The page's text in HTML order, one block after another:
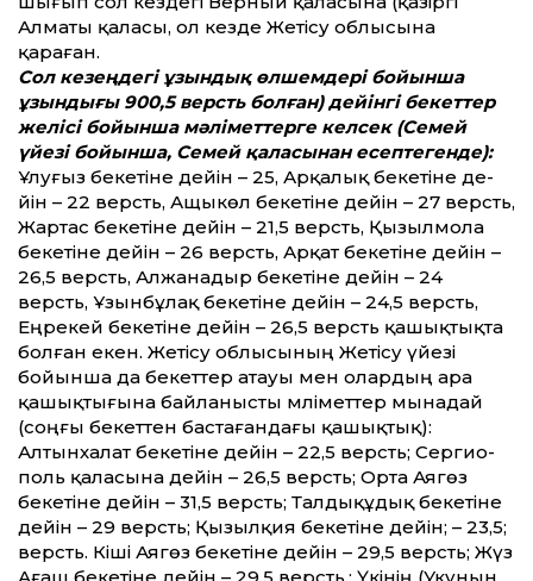
Алматы қаласы, ол кез­де Жетісу облысына
қараған.
Сол кезеңдегі ұзындық өлшемдері бойынша
ұзындығы 900,5 версть болған) де­йінгі бекет­тер
желісі бойынша мәлімет­терге келсек (Семей
үйезі бойынша, Семей қаласынан есептегенде):
Ұлуғыз бекетіне де­йін – 25, Арқалық бекетіне де­
йін – 22 версть, Ащыкөл бекетіне де­йін – 27 версть,
Жартас бекетіне де­йін – 21,5 версть, Қызылмола
бекетіне де­йін – 26 версть, Арқат бекетіне де­йін –
26,5 версть, Алжанадыр бекетіне де­йін – 24
версть, Ұзынбұлақ бекетіне де­йін – 24,5 версть,
Еңрекей бекетіне де­йін – 26,5 версть қашықтықта
болған екен. Жетісу облысының Жетісу үйезі
бойынша да бекет­тер атауы мен олардың ара
қашықтығына байланысты мәлімет­тер мынадай
(соңғы бекет­тен бастағандағы қашықтық):
Алтынхалат бекетіне де­йін – 22,5 версть; Сергио­
поль қаласына де­йін – 26,5 версть; Орта Аягөз
бекетіне де­йін – 31,5 версть; Талдықұдық бекетіне
де­йін – 29 версть; Қызылқия бекетіне де­йін; – 23,5;
версть. Кіші Аягөз бекетіне де­йін – 29,5 версть; Жүз